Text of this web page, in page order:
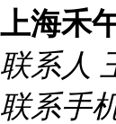
上海禾
联系人
联系手